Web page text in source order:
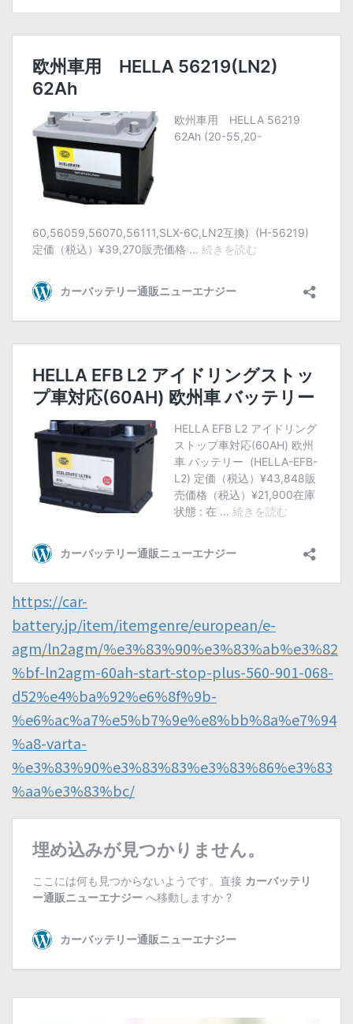
https://car-
battery.jp/item/itemgenre/european/e-
agm/ln2agm/%e3%83%90%e3%83%ab%e3%82
%bf-ln2agm-60ah-start-stop-plus-560-901-068-
d52%e4%ba%92%e6%8f%9b-
%e6%ac%a7%e5%b7%9e%e8%bb%8a%e7%94
%a8-varta-
%e3%83%90%e3%83%83%e3%83%86%e3%83
%aa%e3%83%bc/